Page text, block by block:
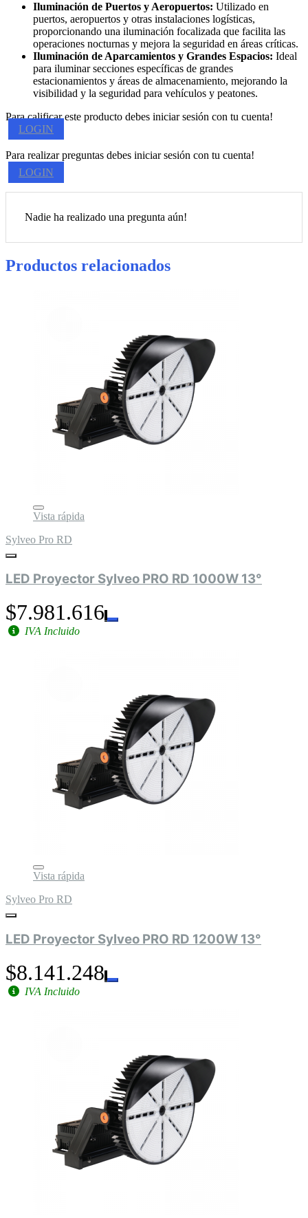
Iluminación de Puertos y Aeropuertos: Utilizado en
puertos, aeropuertos y otras instalaciones logísticas,
proporcionando una iluminación focalizada que facilita las
operaciones nocturnas y mejora la seguridad en áreas críticas.
Iluminación de Aparcamientos y Grandes Espacios: Ideal
para iluminar secciones específicas de grandes
estacionamientos y áreas de almacenamiento, mejorando la
visibilidad y la seguridad para vehículos y peatones.
Para calificar este producto debes iniciar sesión con tu cuenta!
LOGIN
Para realizar preguntas debes iniciar sesión con tu cuenta!
LOGIN
Nadie ha realizado una pregunta aún!
Productos relacionados
Vista rápida
Sylveo Pro RD
LED Proyector Sylveo PRO RD 1000W 13°
$7.981.616
IVA Incluido
Vista rápida
Sylveo Pro RD
LED Proyector Sylveo PRO RD 1200W 13°
$8.141.248
IVA Incluido